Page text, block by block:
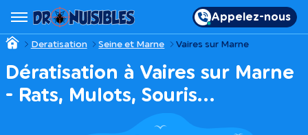
Appelez-nous
Deratisation Seine et Marne Vaires sur Marne
Dératisation à Vaires sur Marne
- Rats, Mulots, Souris…